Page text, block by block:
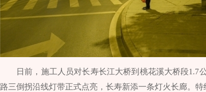
日前，施工人员对长寿长江大桥到桃花溪大桥段1.7
路三倒拐沿线灯带正式点亮，长寿新添一条灯火长廊。特